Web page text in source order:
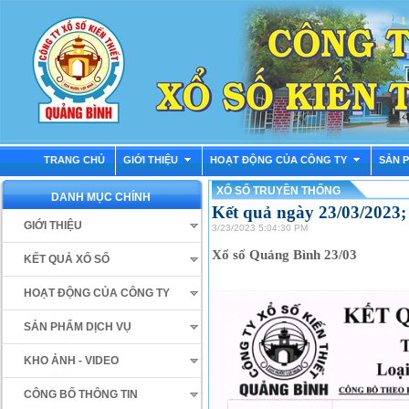
TRANG CHỦ GIỚI THIỆU HOẠT ĐỘNG CỦA CÔNG TY SẢN
DANH MỤC CHÍNH
GIỚI THIỆU
KẾT QUẢ XỔ SỐ
HOẠT ĐỘNG CỦA CÔNG TY
SẢN PHẨM DỊCH VỤ
KHO ẢNH - VIDEO
CÔNG BỐ THÔNG TIN
XỔ SỐ TRUYỀN THỐNG
Kết quả ngày 23/03/
3/23/2023 5:04:30 PM
Xổ số Quảng Bình 23/03